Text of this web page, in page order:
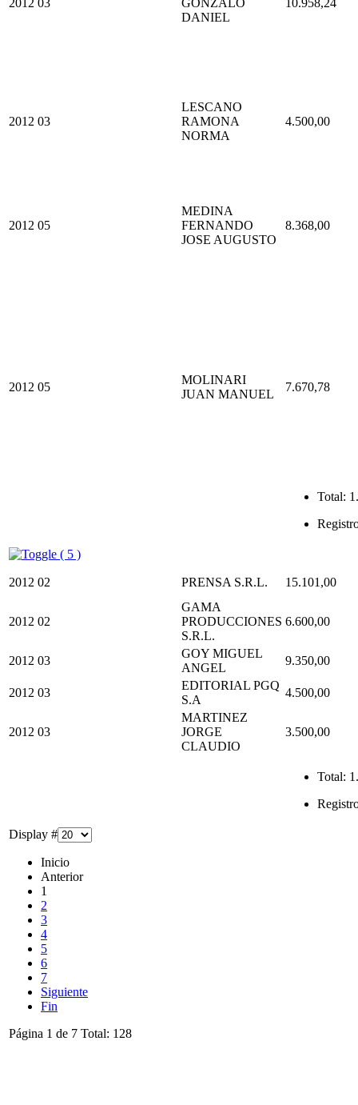
Display #
Inicio
Anterior
1
2
3
4
5
6
7
Siguiente
Fin
Página 1 de 7 Total: 128
2012 03
GONZALO
DANIEL
10.958,24
2012 03
LESCANO
RAMONA
NORMA
4.500,00
2012 05
MEDINA
FERNANDO
JOSE AUGUSTO
8.368,00
2012 05
MOLINARI
JUAN MANUEL
7.670,78
Total:
( 5 )
2012 02 PRENSA S.R.L. 15.101,00
2012 02
GAMA
PRODUCCIONES
S.R.L.
6.600,00
2012 03
GOY MIGUEL
ANGEL
9.350,00
2012 03
EDITORIAL PGQ
S.A
4.500,00
2012 03
MARTINEZ
JORGE
CLAUDIO
3.500,00
Total: